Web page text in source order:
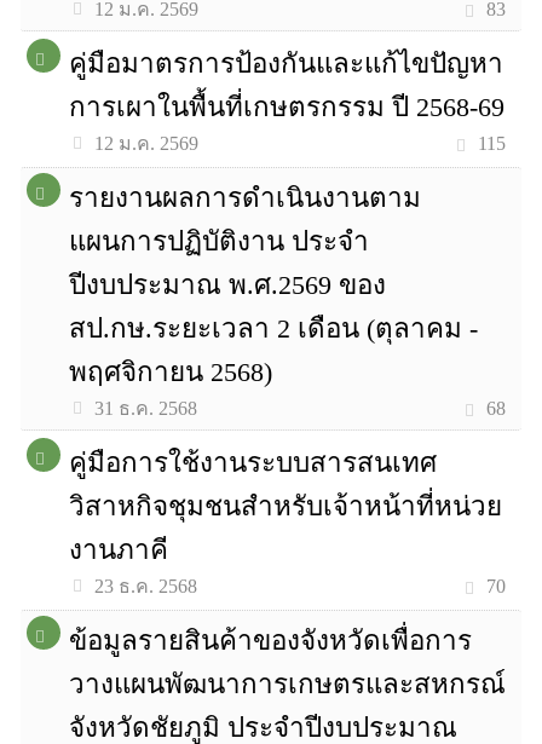
12 ม.ค. 2569 83
คู่มือมาตรการป้องกันและแก้ไขปัญหา
การเผาในพื้นที่เกษตรกรรม ปี 2568-69
12 ม.ค. 2569 115
รายงานผลการดำเนินงานตาม
แผนการปฏิบัติงาน ประจำ
ปีงบประมาณ พ.ศ.2569 ของ
สป.กษ.ระยะเวลา 2 เดือน (ตุลาคม -
พฤศจิกายน 2568)
31 ธ.ค. 2568 68
คู่มือการใช้งานระบบสารสนเทศ
วิสาหกิจชุมชนสำหรับเจ้าหน้าที่หน่วย
งานภาคี
23 ธ.ค. 2568 70
ข้อมูลรายสินค้าของจังหวัดเพื่อการ
วางแผนพัฒนาการเกษตรและสหกรณ์
จังหวัดชัยภูมิ ประจำปีงบประมาณ